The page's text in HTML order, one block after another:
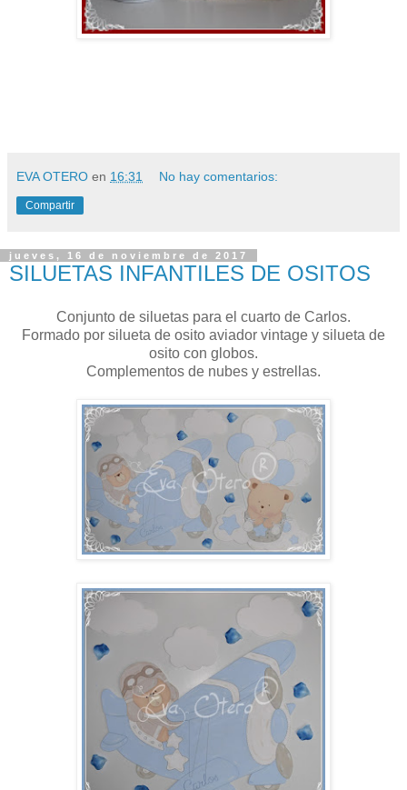
EVA OTERO en 16:31 No hay comentarios:
Compartir
jueves, 16 de noviembre de 2017
SILUETAS INFANTILES DE OSITOS
Conjunto de siluetas para el cuarto de Carlos.
Formado por silueta de osito aviador vintage y silueta de
osito con globos.
Complementos de nubes y estrellas.